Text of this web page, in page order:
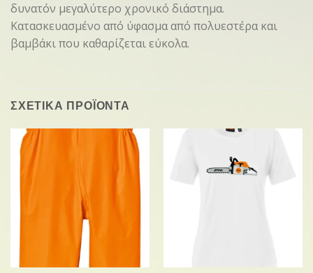
δυνατόν μεγαλύτερο χρονικό διάστημα.
Κατασκευασμένο από ύφασμα από πολυεστέρα και
βαμβάκι που καθαρίζεται εύκολα.
ΣΧΕΤΙΚΑ ΠΡΟΪΟΝΤΑ